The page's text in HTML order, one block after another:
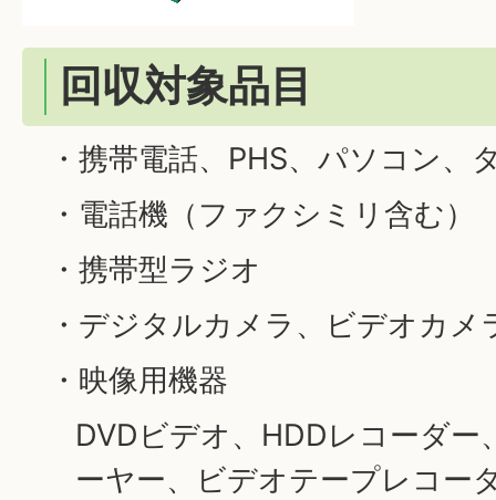
回収対象品目
・携帯電話、PHS、パソコン、
・電話機（ファクシミリ含む）
・携帯型ラジオ
・デジタルカメラ、ビデオカ
・映像用機器
DVDビデオ、HDDレコーダ
ーヤー、ビデオテープレコー